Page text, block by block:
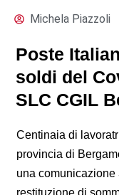
Michela Piazzoli
Poste
soldi del
SLC CGIL
Centinaia di
provincia di
una